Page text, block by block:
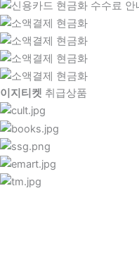
이지티켓 취급상품